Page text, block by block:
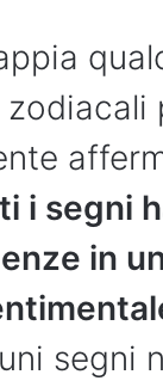
zodiacali
i segni
in
segni